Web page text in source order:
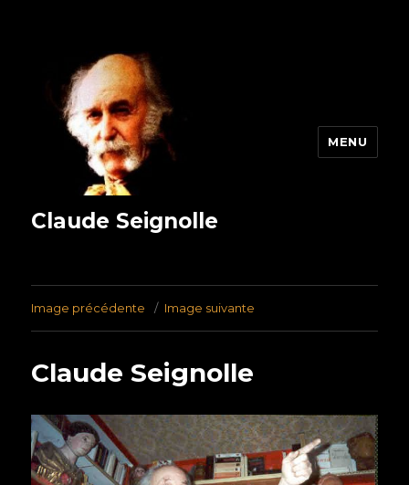
Claude Seignolle
MENU
Image précédente Image suivante
Claude Seignolle